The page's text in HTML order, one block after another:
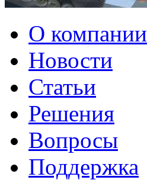
О компании
Новости
Статьи
Решения
Вопросы
Поддержка